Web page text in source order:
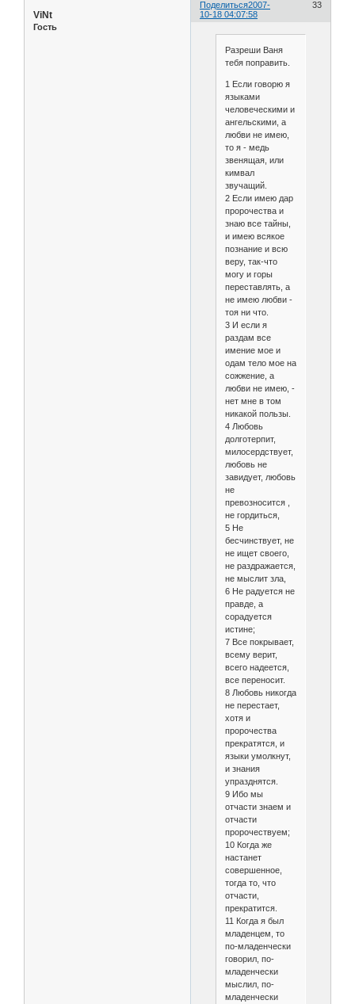
Поделиться 33
2007-
10-18 04:07:58
ViNt
Гость
Разреши Ваня
тебя поправить.
1 Если говорю я
языками
человеческими и
ангельскими, а
любви не имею,
то я - медь
звенящая, или
кимвал
звучащий.
2 Если имею дар
пророчества и
знаю все тайны,
и имею всякое
познание и всю
веру, так-что
могу и горы
переставлять, а
не имею любви -
тоя ни что.
3 И если я
раздам все
имение мое и
одам тело мое на
сожжение, а
любви не имею, -
нет мне в том
никакой пользы.
4 Любовь
долготерпит,
милосердствует,
любовь не
завидует, любовь
не
превозносится ,
не гордиться,
5 Не
бесчинствует, не
не ищет своего,
не раздражается,
не мыслит зла,
6 Не радуется не
правде, а
сорадуется
истине;
7 Все покрывает,
всему верит,
всего надеется,
все переносит.
8 Любовь никогда
не перестает,
хотя и
пророчества
прекратятся, и
языки умолкнут,
и знания
упразднятся.
9 Ибо мы
отчасти знаем и
отчасти
пророчествуем;
10 Когда же
настанет
совершенное,
тогда то, что
отчасти,
прекратится.
11 Когда я был
младенцем, то
по-младенчески
говорил, по-
младенчески
мыслил, по-
младенчески